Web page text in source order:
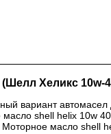
Хеликс 10w-
вариант
shell helix 10w
масло shell